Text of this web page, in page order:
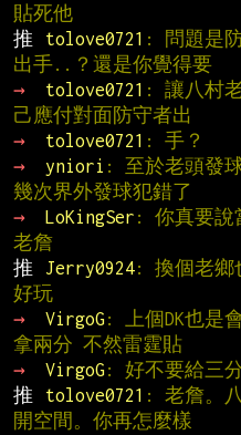
貼死他
推
tolove0721 : 問題是
出手..？還是你覺得要
→
tolove0721 : 讓八村
己應付對面防守者出
→
tolove0721 : 手？
→
yniori : 至於老頭發
幾次界外發球犯錯了
→
LoKingSer : 你真要說
老詹
推
Jerry0924: 換個老鄉
好玩
→
VirgoG: 上個DK也是
拿兩分 不然雷霆貼
→
VirgoG: 好不要給三
推
tolove0721 : 老詹。
開空間。你再怎麼樣